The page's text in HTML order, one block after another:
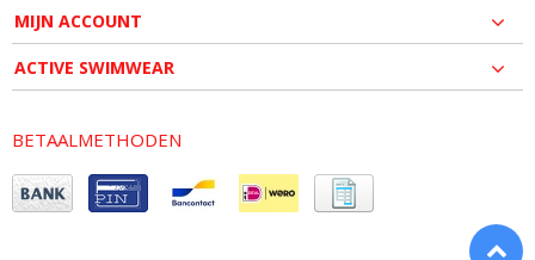
MIJN ACCOUNT
ACTIVE SWIMWEAR
BETAALMETHODEN